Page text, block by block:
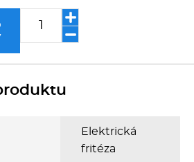
Elektrická
fritéza